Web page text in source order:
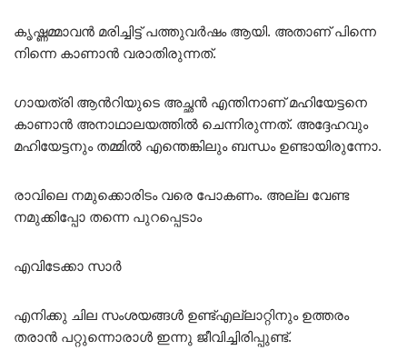
കൃഷ്ണമ്മാവൻ മരിച്ചിട്ട് പത്തുവർഷം ആയി. അതാണ് പിന്നെ
നിന്നെ കാണാൻ വരാതിരുന്നത്.
ഗായത്രി ആൻറിയുടെ അച്ഛൻ എന്തിനാണ് മഹിയേട്ടനെ
കാണാൻ അനാഥാലയത്തിൽ ചെന്നിരുന്നത്. അദ്ദേഹവും
മഹിയേട്ടനും തമ്മിൽ എന്തെങ്കിലും ബന്ധം ഉണ്ടായിരുന്നോ.
രാവിലെ നമുക്കൊരിടം വരെ പോകണം. അല്ല വേണ്ട
നമുക്കിപ്പോ തന്നെ പുറപ്പെടാം
എവിടേക്കാ സാർ
എനിക്കു ചില സംശയങ്ങൾ ഉണ്ട്എല്ലാറ്റിനും ഉത്തരം
തരാൻ പറ്റുന്നൊരാൾ ഇന്നു ജീവിച്ചിരിപ്പുണ്ട്.